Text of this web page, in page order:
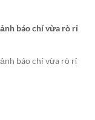
báo chí vừa rò rỉ
báo chí vừa rò rỉ